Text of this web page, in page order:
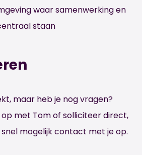
waar samenwerking en
staan
maar heb je nog vragen?
met Tom of solliciteer direct,
mogelijk contact met je op.